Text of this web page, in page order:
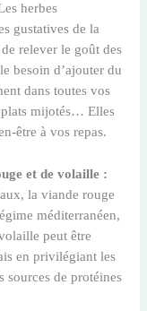
herbes
gustatives de la
relever le goût des
besoin d’ajouter du
dans toutes vos
plats mijotés… Elles
être à vos repas.
et de volaille :
la viande rouge
méditerranéen,
peut être
en privilégiant les
sources de protéines